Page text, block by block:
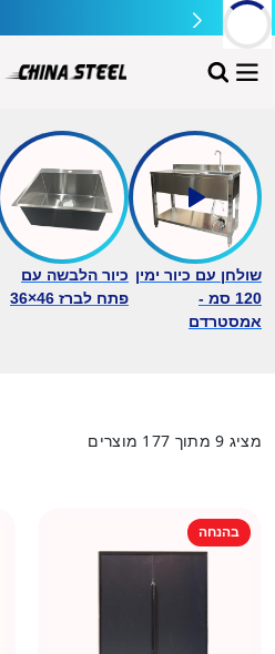
לתוכן
שולחן עם כיור ימין
120 סמ -
אמסטרדם
כיור הלבשה עם
פתח לברז 46×36
מציג 9מתוך 177מוצרים
בהנחה